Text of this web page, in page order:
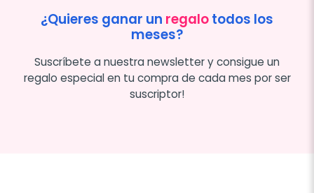
¿Quieres ganar un regalotodos los
meses?
Suscríbete a nuestra newsletter y consigue un
regalo especial en tu compra de cada mes por ser
suscriptor!